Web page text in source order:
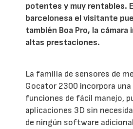
potentes y muy rentables.
barcelonesa el visitante
también Boa Pro, la
altas prestaciones.
La familia de sensores de
Gocator 2300 incorpora
funciones de fácil manejo,
aplicaciones 3D sin
de ningún software